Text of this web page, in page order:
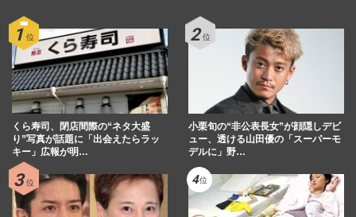
くら寿司、閉店間際の“ネタ大盛
り”写真が話題に「出会えたらラッ
キー」広報が明…
小栗旬の“非公表長女”が顔隠しデビ
ュー、透ける山田優の「スーパーモ
デルに」野…